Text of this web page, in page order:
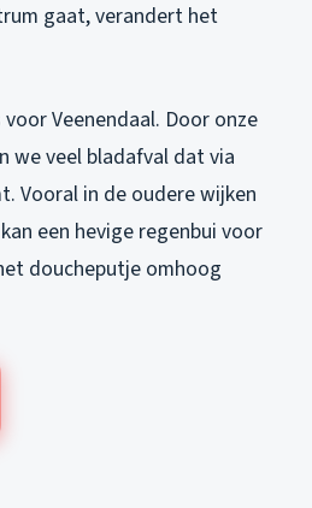
gaat, verandert het
Veenendaal. Door onze
we veel bladafval dat via
Vooral in de oudere wijken
een hevige regenbui voor
doucheputje omhoog